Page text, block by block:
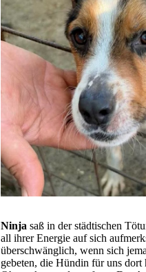
Ninja saß in der städtischen
all ihrer Energie auf sich
überschwänglich, wenn sich
gebeten, die Hündin für uns